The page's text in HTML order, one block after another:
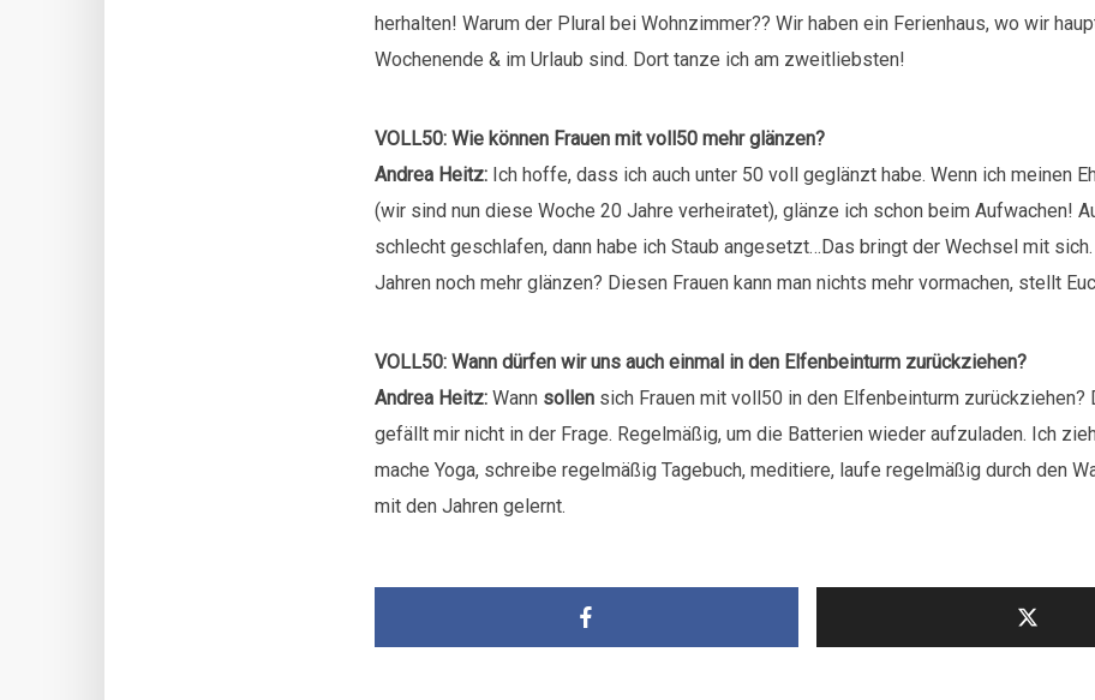
herhalten! Warum der Plural bei Wohnzimmer?? Wir haben ein Ferienhaus, wo wir
Wochenende & im Urlaub sind. Dort tanze ich am zweitliebsten!
VOLL50: Wie können Frauen mit voll50 mehr glänzen?
Andrea Heitz: Ich hoffe, dass ich auch unter 50 voll geglänzt habe. Wenn ich meinen
(wir sind nun diese Woche 20 Jahre verheiratet), glänze ich schon beim Aufwachen!
schlecht geschlafen, dann habe ich Staub angesetzt…Das bringt der Wechsel mit
Jahren noch mehr glänzen? Diesen Frauen kann man nichts mehr vormachen, stellt
VOLL50: Wann dürfen wir uns auch einmal in den Elfenbeinturm zurückziehen?
Andrea Heitz: Wann sollen sich Frauen mit voll50 in den Elfenbeinturm zurückziehen?
gefällt mir nicht in der Frage. Regelmäßig, um die Batterien wieder aufzuladen. Ich
mache Yoga, schreibe regelmäßig Tagebuch, meditiere, laufe regelmäßig durch den
mit den Jahren gelernt.